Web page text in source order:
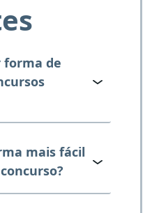
forma de
mais fácil